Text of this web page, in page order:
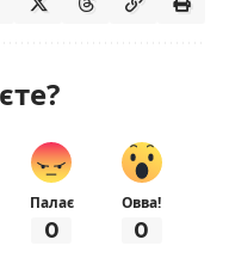
Палає
0
Овва!
0